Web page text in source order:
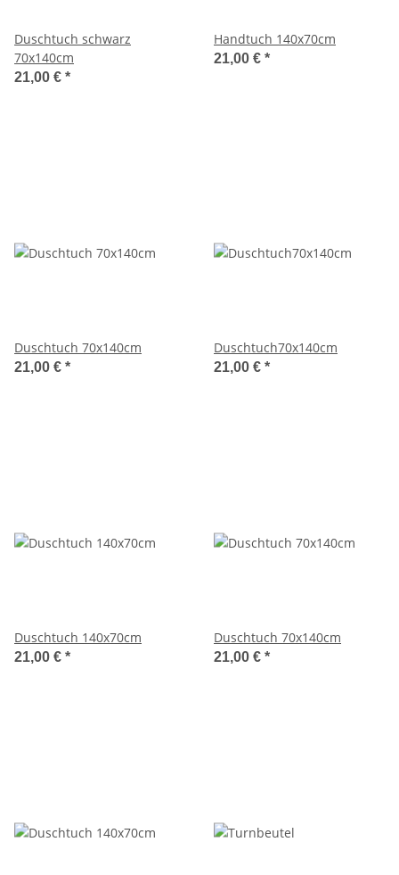
Duschtuch schwarz
70x140cm
21,00 € *
Handtuch 140x70cm
21,00 € *
Duschtuch 70x140cm
21,00 € *
Duschtuch70x140cm
21,00 € *
Duschtuch 140x70cm
21,00 € *
Duschtuch 70x140cm
21,00 € *